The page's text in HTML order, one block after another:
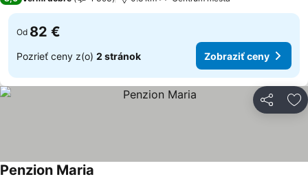
Od 82 €
Pozrieť ceny z(o) 2 stránok Zobraziť ceny
Zdieľať
Penzion Maria